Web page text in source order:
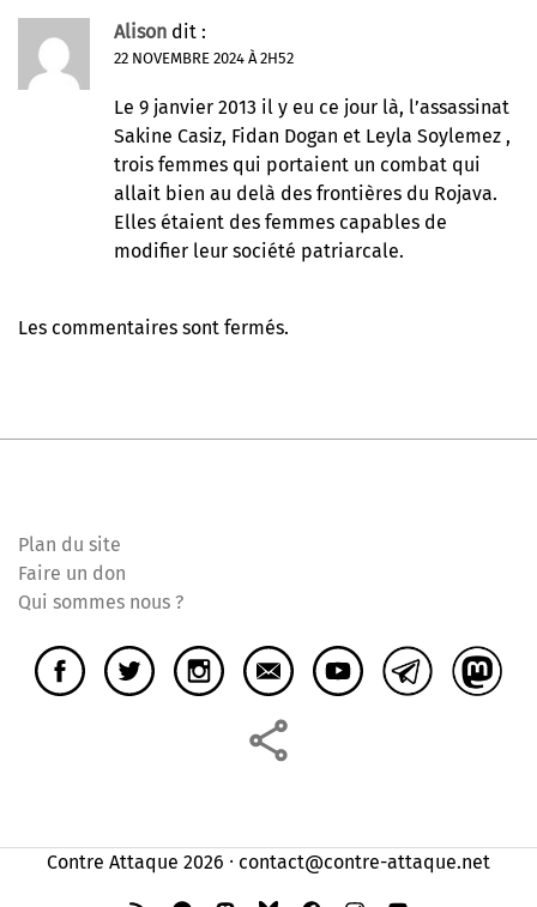
Alison dit :
22 NOVEMBRE 2024 À 2H52
Le 9 janvier 2013 il y eu ce jour là, l’assassinat
Sakine Casiz, Fidan Dogan et Leyla Soylemez ,
trois femmes qui portaient un combat qui
allait bien au delà des frontières du Rojava.
Elles étaient des femmes capables de
modifier leur société patriarcale.
Les commentaires sont fermés.
Plan du site
Faire un don
Qui sommes nous ?
Contre Attaque 2026 ⸱ contact@contre-attaque.net